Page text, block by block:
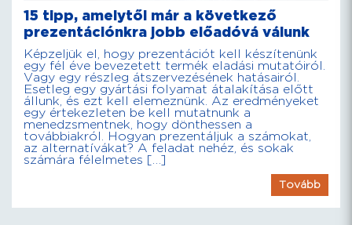
15 tipp, amelytől már a következő
prezentációnkra jobb előadóvá válunk
Képzeljük el, hogy prezentációt kell készítenünk
egy fél éve bevezetett termék eladási mutatóiról.
Vagy egy részleg átszervezésének hatásairól.
Esetleg egy gyártási folyamat átalakítása előtt
állunk, és ezt kell elemeznünk. Az eredményeket
egy értekezleten be kell mutatnunk a
menedzsmentnek, hogy dönthessen a
továbbiakról. Hogyan prezentáljuk a számokat,
az alternatívákat? A feladat nehéz, és sokak
számára félelmetes […]
Tovább